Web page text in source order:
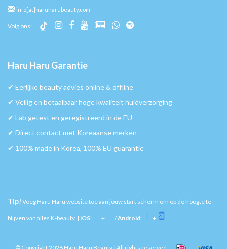
info[at]haruharubeauty.com
Volg ons:
Haru Haru Garantie
✔︎ Eerlijke beauty advies online & offline
✔︎ Veilig en betaalbaar hoge kwaliteit huidverzorging
✔︎ Lab getest en geregistreerd in de EU
✔︎ Direct contact met Koreaanse merken
✔︎ 100% made in Korea, 100% EU guarantie
Tip! Voeg Haru Haru website toe aan jouw start scherm om op de hoogte te
blijven van alles K-beauty. | iOS: + /Android: +